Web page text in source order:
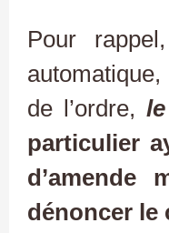
Pour
de l’ordre,
particulier
d’amende
dénoncer